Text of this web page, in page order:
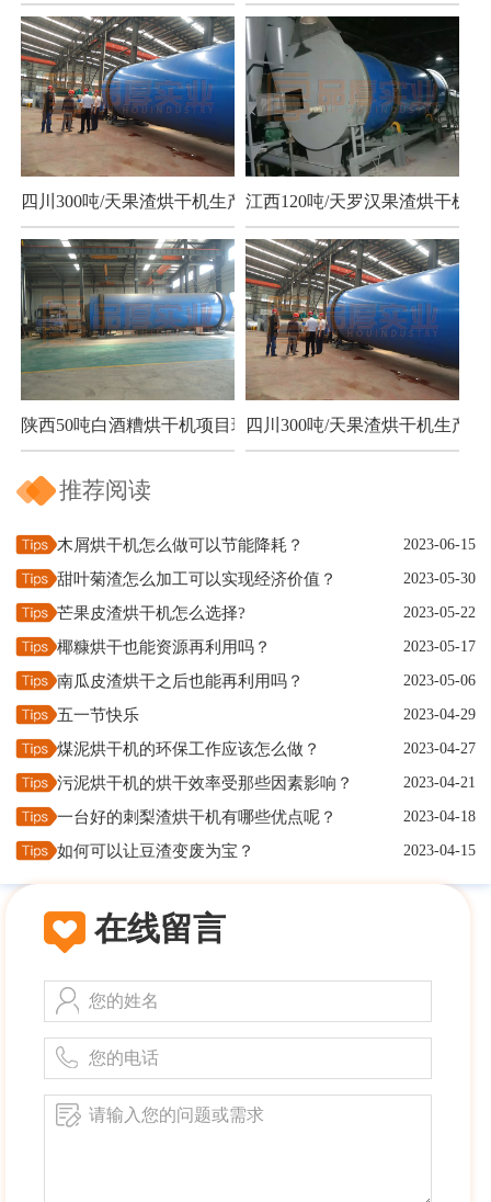
四川300吨/天果渣烘干机生产现场江西120吨/天罗汉果渣烘干机项
陕西50吨白酒糟烘干机项目现场四川300吨/天果渣烘干机生产现
推荐阅读
木屑烘干机怎么做可以节能降耗？ 2023-06-15
甜叶菊渣怎么加工可以实现经济价值？ 2023-05-30
芒果皮渣烘干机怎么选择? 2023-05-22
椰糠烘干也能资源再利用吗？ 2023-05-17
南瓜皮渣烘干之后也能再利用吗？ 2023-05-06
五一节快乐 2023-04-29
煤泥烘干机的环保工作应该怎么做？ 2023-04-27
污泥烘干机的烘干效率受那些因素影响？ 2023-04-21
一台好的刺梨渣烘干机有哪些优点呢？ 2023-04-18
如何可以让豆渣变废为宝？ 2023-04-15
在线留言